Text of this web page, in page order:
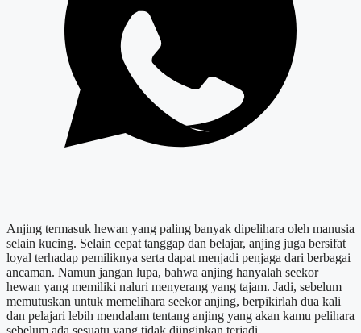
Anjing termasuk hewan yang paling banyak dipelihara oleh manusia
selain kucing. Selain cepat tanggap dan belajar, anjing juga bersifat
loyal terhadap pemiliknya serta dapat menjadi penjaga dari berbagai
ancaman. Namun jangan lupa, bahwa anjing hanyalah seekor
hewan yang memiliki naluri menyerang yang tajam. Jadi, sebelum
memutuskan untuk memelihara seekor anjing, berpikirlah dua kali
dan pelajari lebih mendalam tentang anjing yang akan kamu pelihara
sebelum ada sesuatu yang tidak diinginkan terjadi.